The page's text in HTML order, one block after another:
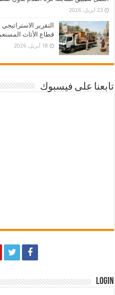
23 أبريل، 2026
التقرير
قطاع الأثاث
18 أبريل، 2026
تابعنا على فيسبوك
Login